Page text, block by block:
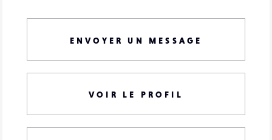
ENVOYER UN MESSAGE
VOIR LE PROFIL